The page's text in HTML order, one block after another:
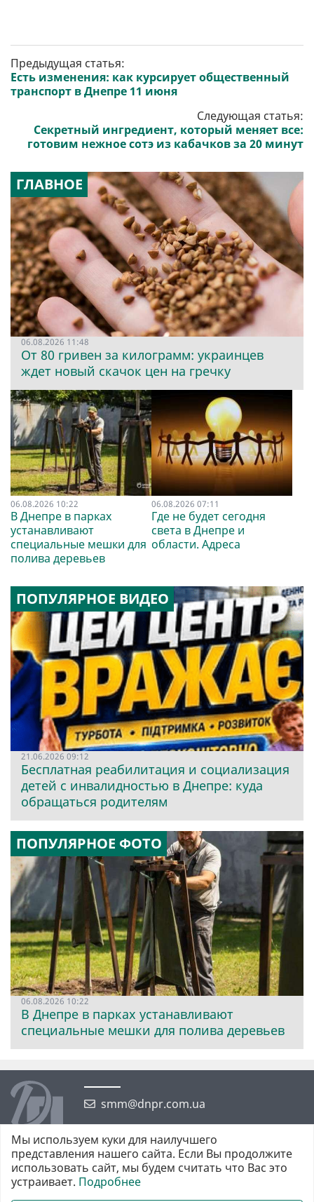
Предыдущая статья:
Есть изменения: как курсирует общественный
транспорт в Днепре 11 июня
Следующая статья:
Секретный ингредиент, который меняет все:
готовим нежное сотэ из кабачков за 20 минут
ГЛАВНОЕ
06.08.2026 11:48
От 80 гривен за килограмм: украинцев
ждет новый скачок цен на гречку
06.08.2026 10:22
В Днепре в парках
устанавливают
специальные мешки для
полива деревьев
06.08.2026 07:11
Где не будет сегодня
света в Днепре и
области. Адреса
ПОПУЛЯРНОЕ ВИДЕО
21.06.2026 09:12
Бесплатная реабилитация и социализация
детей с инвалидностью в Днепре: куда
обращаться родителям
ПОПУЛЯРНОЕ ФОТО
06.08.2026 10:22
В Днепре в парках устанавливают
специальные мешки для полива деревьев
smm@dnpr.com.ua
©2026 https://dnpr.com.ua Дніпровська порадниця
Мы используем куки для наилучшего
представления нашего сайта. Если Вы продолжите
использовать сайт, мы будем считать что Вас это
устраивает. Подробнее